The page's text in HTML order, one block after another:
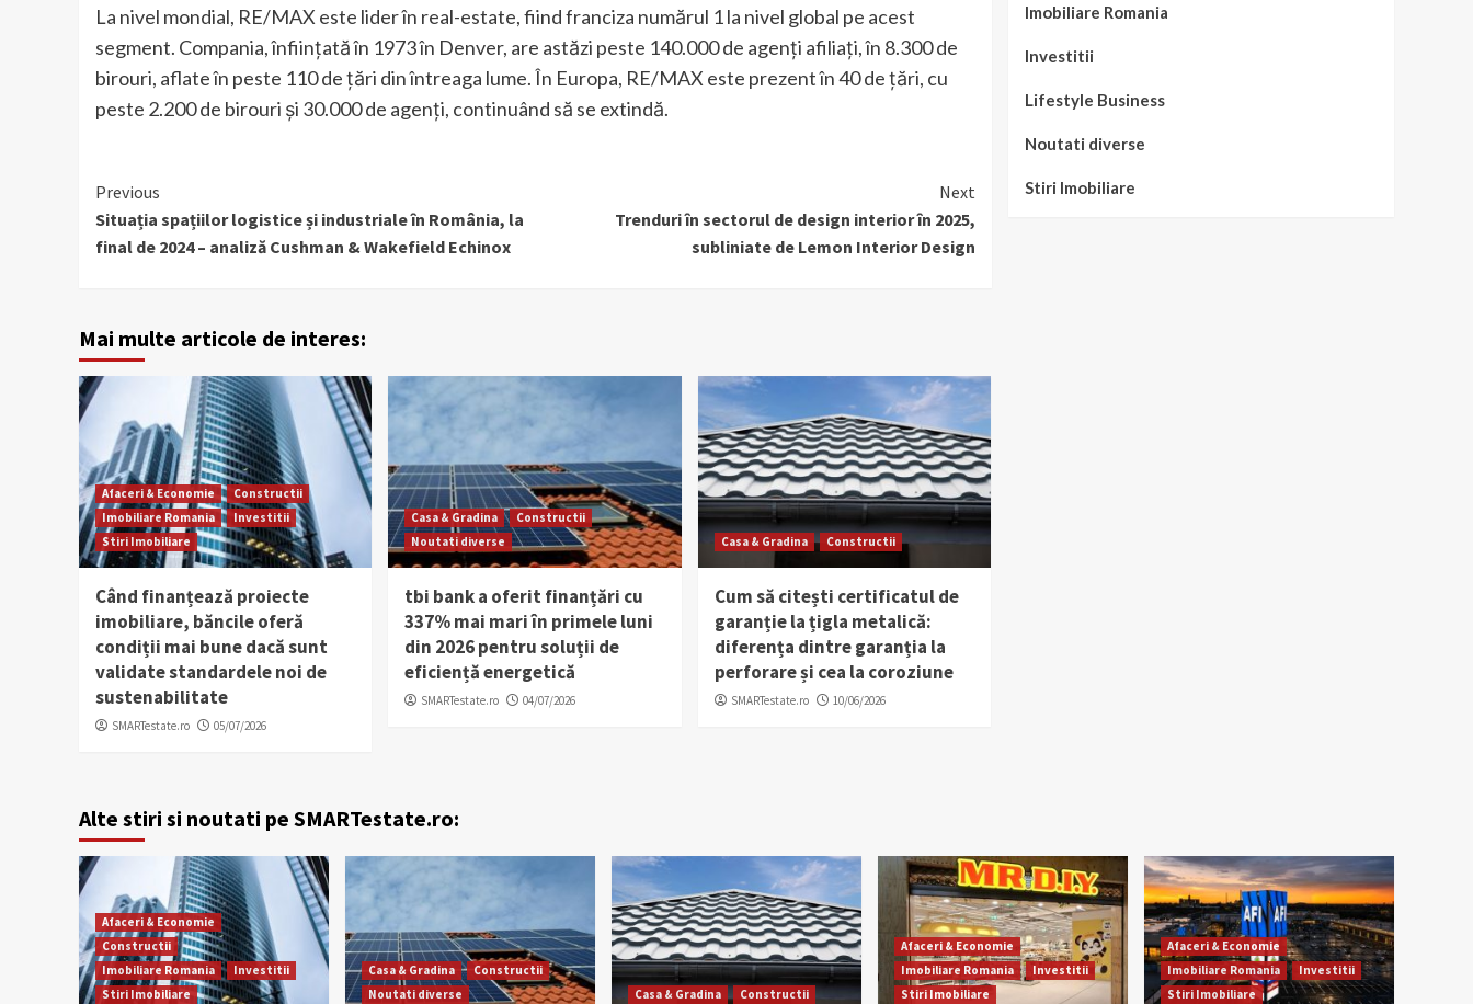
La nivel mondial, RE/MAX este lider în real-estate, fiind franciza numărul 1 la nivel global pe acest
segment. Compania, înființată în 1973 în Denver, are astăzi peste 140.000 de agenți afiliați, în 8.300 de
birouri, aflate în peste 110 de țări din întreaga lume. În Europa, RE/MAX este prezent în 40 de țări, cu
peste 2.200 de birouri și 30.000 de agenți, continuând să se extindă.
Continue
Reading
Previous
Situația spațiilor logistice și industriale în România, la
final de 2024 – analiză Cushman & Wakefield Echinox
Next
Trenduri în sectorul de design interior în 2025,
subliniate de Lemon Interior Design
Mai multe articole de interes:
Afaceri & Economie
Constructii
Imobiliare Romania
Investitii
Stiri Imobiliare
Când finanțează proiecte
imobiliare, băncile oferă
condiții mai bune dacă sunt
validate standardele noi de
sustenabilitate
SMARTestate.ro 05/07/2026
Casa & Gradina
Constructii
Noutati diverse
tbi bank a oferit finanțări cu
337% mai mari în primele luni
din 2026 pentru soluții de
eficiență energetică
SMARTestate.ro 04/07/2026
Casa & Gradina Constructii
Cum să citești certificatul de
garanție la țigla metalică:
diferența dintre garanția la
perforare și cea la coroziune
SMARTestate.ro 10/06/2026
Imobiliare Romania
Investitii
Lifestyle Business
Noutati diverse
Stiri Imobiliare
Alte stiri si noutati pe SMARTestate.ro:
Afaceri & Economie
Constructii
Imobiliare Romania
Investitii
Stiri Imobiliare
Casa & Gradina
Constructii
Noutati diverse
Casa & Gradina Constructii
Afaceri & Economie
Imobiliare Romania
Investitii
Stiri Imobiliare
Afaceri & Economie
Imobiliare Romania
Investitii
Stiri Imobiliare